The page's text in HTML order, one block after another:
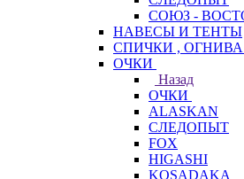
СОЮЗ -
НАВЕСЫ И ТЕНТЫ
СПИЧКИ ,
ОЧКИ
Назад
ОЧКИ
ALASKAN
СЛЕДОПЫТ
FOX
HIGASHI
KOSADAKA